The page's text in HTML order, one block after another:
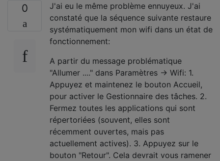
0
J'ai eu le même problème ennuyeux. J'ai
constaté que la séquence suivante restaure
systématiquement mon wifi dans un état de
fonctionnement:
A partir du message problématique
"Allumer ...." dans Paramètres -> Wifi: 1.
Appuyez et maintenez le bouton Accueil,
pour activer le Gestionnaire des tâches. 2.
Fermez toutes les applications qui sont
répertoriées (souvent, elles sont
récemment ouvertes, mais pas
actuellement actives). 3. Appuyez sur le
bouton "Retour". Cela devrait vous ramener